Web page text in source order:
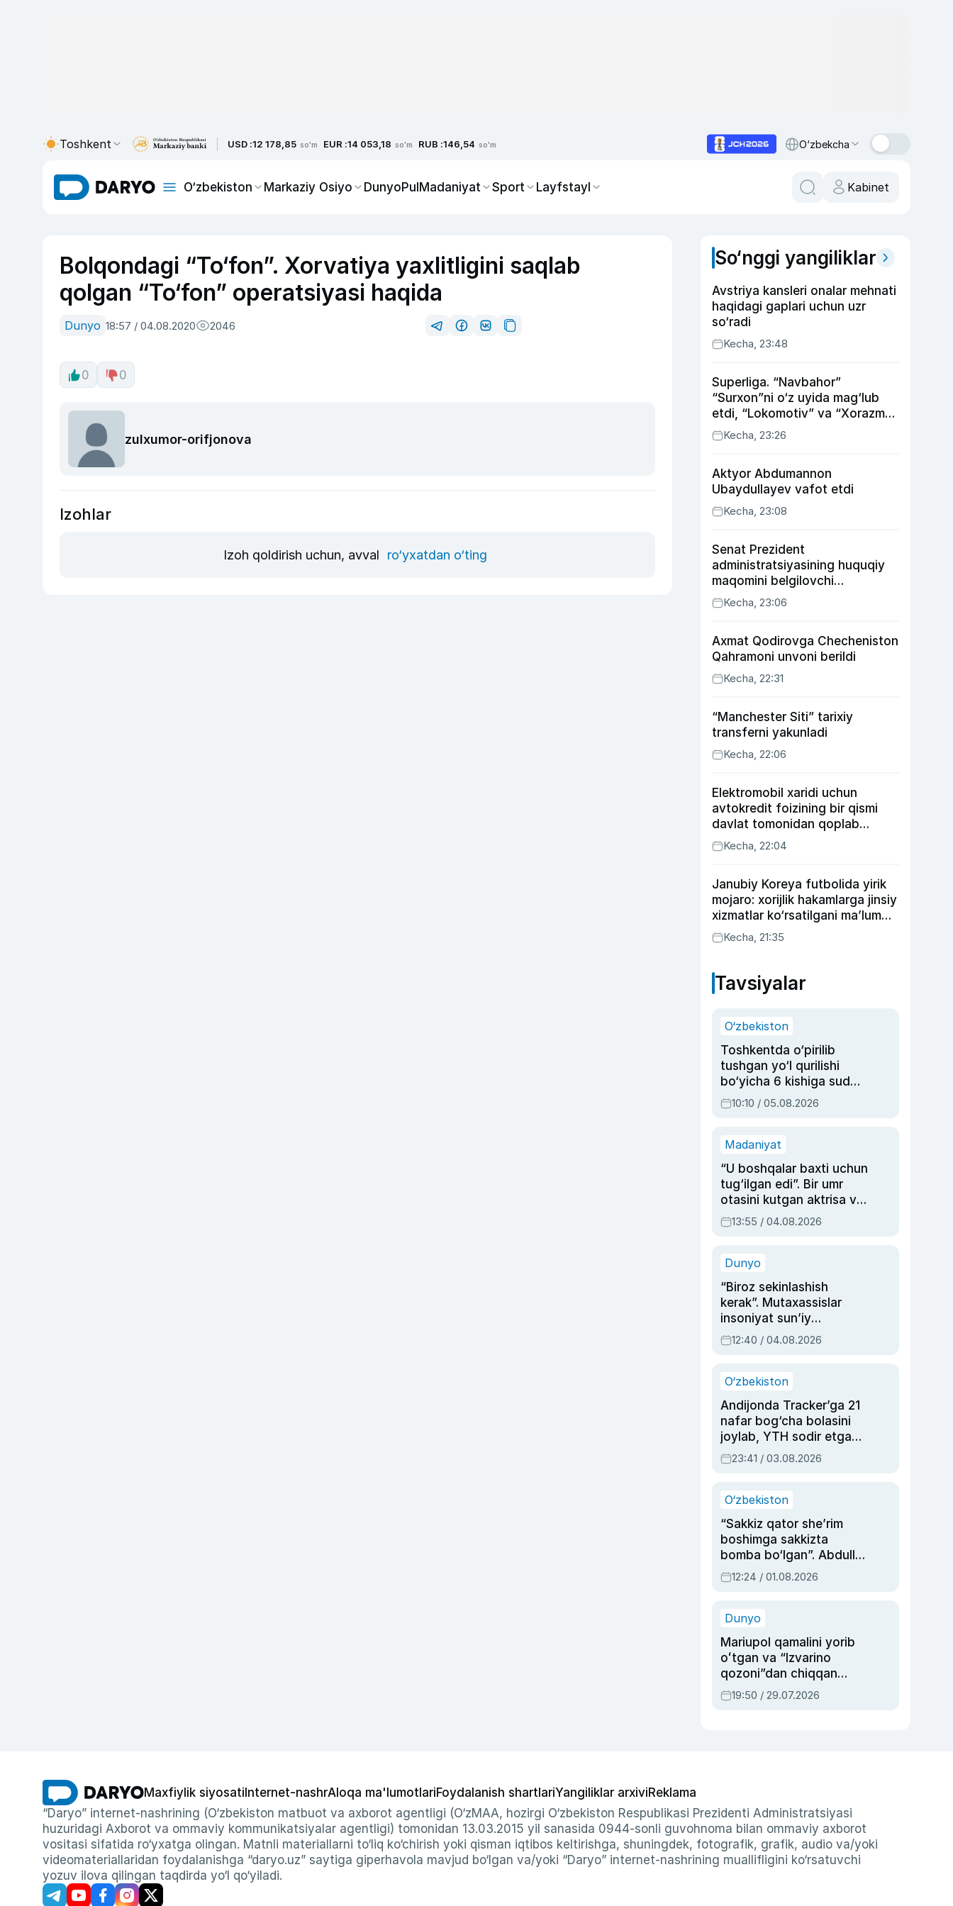
Toshkent USD :12 178,85 so'm EUR :14 053,18 so'm RUB :146,54 so'm O‘zbekcha
O‘zbekiston Markaziy Osiyo DunyoPulMadaniyat Sport Layfstayl Kabinet
Bolqondagi “To‘fon”. Xorvatiya yaxlitligini saqlab
qolgan “To‘fon” operatsiyasi haqida
Dunyo 18:57 / 04.08.2020 2046
0 0
zulxumor-orifjonova
Izohlar
Izoh qoldirish uchun, avval ro‘yxatdan o‘ting
So‘nggi yangiliklar
Avstriya kansleri onalar mehnati
haqidagi gaplari uchun uzr
so‘radi
Kecha, 23:48
Superliga. “Navbahor”
“Surxon”ni o‘z uyida mag‘lub
etdi, “Lokomotiv” va “Xorazm”
uyda g‘alaba qozondi
Kecha, 23:26
Aktyor Abdu­mannon
Ubaydullayev vafot etdi
Kecha, 23:08
Senat Prezident
administratsiyasining huquqiy
maqomini belgilovchi
konstitutsiyaviy qonunni
ma’qulladi
Kecha, 23:06
Axmat Qodirovga Checheniston
Qahramoni unvoni berildi
Kecha, 22:31
“Manchester Siti” tarixiy
transferni yakunladi
Kecha, 22:06
Elektromobil xaridi uchun
avtokredit foizining bir qismi
davlat tomonidan qoplab
berilishi mumkin
Kecha, 22:04
Janubiy Koreya futbolida yirik
mojaro: xorijlik hakamlarga jinsiy
xizmatlar ko‘rsatilgani ma’lum
qilindi
Kecha, 21:35
Tavsiyalar
O‘zbekiston
Toshkentda o‘pirilib
tushgan yo‘l qurilishi
bo‘yicha 6 kishiga sud
hukmi o‘qildi
10:10 / 05.08.2026
Madaniyat
“U boshqalar baxti uchun
tug‘ilgan edi”. Bir umr
otasini kutgan aktrisa va
dublyaj ustasi Rimma
Ahmedovaning
13:55 / 04.08.2026
Dunyo
“Biroz sekinlashish
kerak”. Mutaxassislar
insoniyat sun’iy
intellektni boshqara
olmay qolishidan xavotir
12:40 / 04.08.2026
O‘zbekiston
Andijonda Tracker’ga 21
nafar bog‘cha bolasini
joylab, YTH sodir etgan
ayolga sud hukmi o‘qildi
23:41 / 03.08.2026
O‘zbekiston
“Sakkiz qator she’rim
boshimga sakkizta
bomba bo‘lgan”. Abdulla
Oripovni siyosiy
ayblovlardan asrab
12:24 / 01.08.2026
Dunyo
Mariupol qamalini yorib
oʻtgan va “Izvarino
qozoni”dan chiqqan
qahramon — Ukraina
armiyasi bosh
19:50 / 29.07.2026
Maxfiylik siyosati Internet-nashrAloqa ma'lumotlariFoydalanish shartlariYangiliklar arxiviReklama
“Daryo” internet-nashrining (O‘zbekiston matbuot va axborot agentligi (O‘zMAA, hozirgi O‘zbekiston Respublikasi Prezidenti Administratsiyasi
huzuridagi Axborot va ommaviy kommunikatsiyalar agentligi) tomonidan 13.03.2015 yil sanasida 0944-sonli guvohnoma bilan ommaviy axborot
vositasi sifatida ro‘yxatga olingan. Matnli materiallarni to‘liq ko‘chirish yoki qisman iqtibos keltirishga, shuningdek, fotografik, grafik, audio va/yoki
videomateriallaridan foydalanishga “daryo.uz” saytiga giperhavola mavjud bo‘lgan va/yoki “Daryo” internet-nashrining muallifligini ko‘rsatuvchi
yozuv ilova qilingan taqdirda yo‘l qo‘yiladi.